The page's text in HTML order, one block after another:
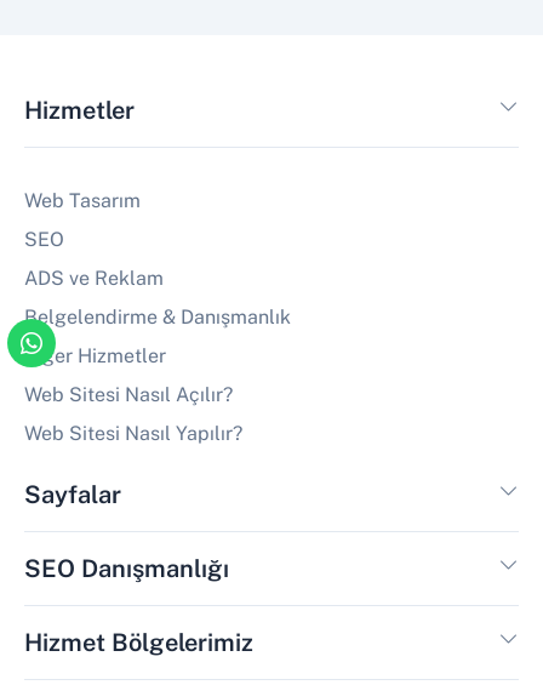
Hizmetler
Web Tasarım
SEO
ADS ve Reklam
Belgelendirme & Danışmanlık
Diğer Hizmetler
Web Sitesi Nasıl Açılır?
Web Sitesi Nasıl Yapılır?
Sayfalar
SEO Danışmanlığı
Hizmet Bölgelerimiz